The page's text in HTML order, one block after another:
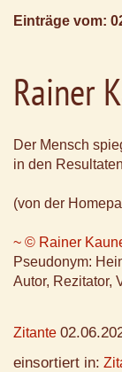
Einträge vom:
Rainer
Der Mensch
in den
(von der
~ © Rainer
Pseudonym:
Autor, Rezitator,
Zitante
einsortiert in: